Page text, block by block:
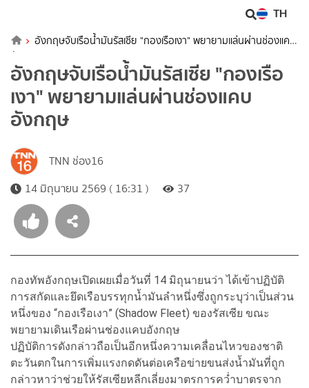
TH
อังกฤษจับเรือน้ำมันรัสเซีย "กองเรือเงา" พยายามแล่นผ่านช่องแคบ
อังกฤษ
อังกฤษจับเรือน้ำมันรัสเซีย "กองเรือ
เงา" พยายามแล่นผ่านช่องแคบ
อังกฤษ
TNN ช่อง16
14 มิถุนายน 2569 ( 16:31 )
37
กองทัพอังกฤษเปิดเผยเมื่อวันที่ 14 มิถุนายนว่า ได้เข้าปฏิบัติ
การสกัดและยึดเรือบรรทุกน้ำมันลำหนึ่งซึ่งถูกระบุว่าเป็นส่วน
หนึ่งของ “กองเรือเงา” (Shadow Fleet) ของรัสเซีย ขณะ
พยายามเดินเรือผ่านช่องแคบอังกฤษ
ปฏิบัติการดังกล่าวถือเป็นอีกหนึ่งความเคลื่อนไหวของชาติ
ตะวันตกในการเพิ่มแรงกดดันต่อเครือข่ายขนส่งน้ำมันที่ถูก
กล่าวหาว่าช่วยให้รัสเซียหลีกเลี่ยงมาตรการคว่ำบาตรจาก